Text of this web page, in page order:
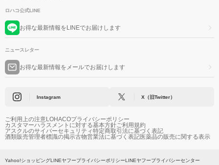
ロハコ公式LINE
お得な最新情報をLINEでお届けします
ニュースレター
お得な最新情報をメールでお届けします
Instagram X（旧Twitter）
ご利用上の注意LOHACOプライバシーポリシー
カスタマーハラスメントに対する基本方針ご利用規約
アスクルのサイバーセキュリティ特定商取引法に基づく表記
酒類販売管理者標識の掲示古物営業法に基づく表記医薬品の販売に関する表示
Yahoo!ショッピングLINEヤフープライバシーポリシーLINEヤフープライバシーセンター